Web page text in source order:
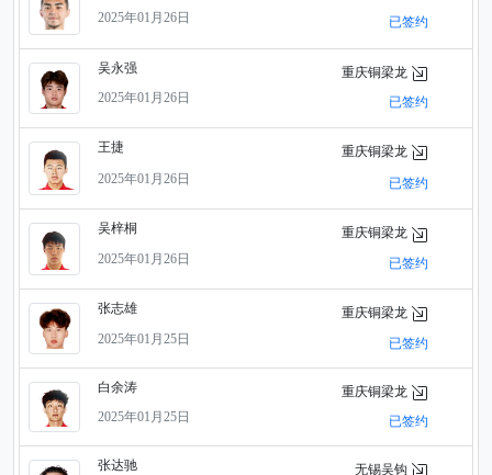
2025年01月26日 已签约
吴永强
2025年01月26日
重庆铜梁龙
已签约
王捷
2025年01月26日
重庆铜梁龙
已签约
吴梓桐
2025年01月26日
重庆铜梁龙
已签约
张志雄
2025年01月25日
重庆铜梁龙
已签约
白余涛
2025年01月25日
重庆铜梁龙
已签约
张达驰
无锡吴钩